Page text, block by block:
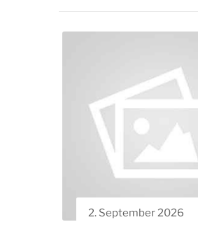
2. September 2026